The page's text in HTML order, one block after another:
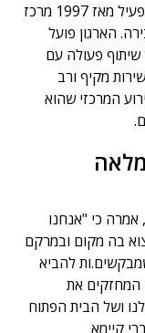
הבית הפתוח בירושלים לגאווה ולסובלנות מפעיל מאז 1997 מרכז
הארגון פועל
שיתוף פעולה עם
מקיף ורב
המרכזי שהוא
כי "אנחנו
בה מקום ובמרקם
שמבקשים.ות להביא
המחזקים את
ושל הבית הפתוח
קיימא